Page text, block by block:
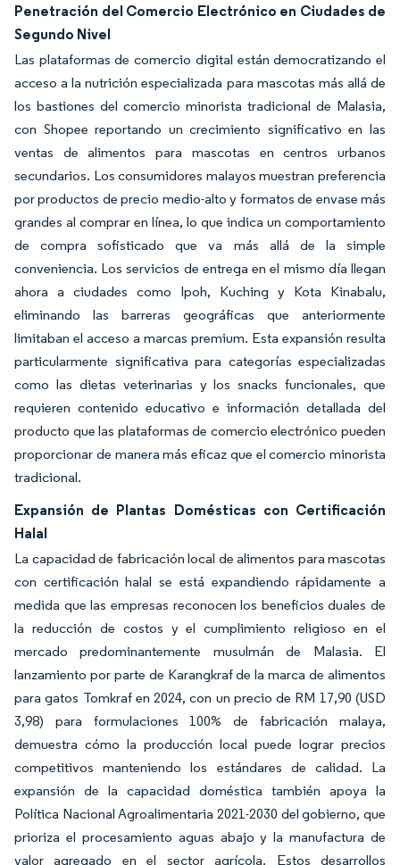
Penetración del Comercio Electrónico en Ciudades de
Segundo Nivel
Las plataformas de comercio digital están democratizando el
acceso a la nutrición especializada para mascotas más allá de
los bastiones del comercio minorista tradicional de Malasia,
con Shopee reportando un crecimiento significativo en las
ventas de alimentos para mascotas en centros urbanos
secundarios. Los consumidores malayos muestran preferencia
por productos de precio medio-alto y formatos de envase más
grandes al comprar en línea, lo que indica un comportamiento
de compra sofisticado que va más allá de la simple
conveniencia. Los servicios de entrega en el mismo día llegan
ahora a ciudades como Ipoh, Kuching y Kota Kinabalu,
eliminando las barreras geográficas que anteriormente
limitaban el acceso a marcas premium. Esta expansión resulta
particularmente significativa para categorías especializadas
como las dietas veterinarias y los snacks funcionales, que
requieren contenido educativo e información detallada del
producto que las plataformas de comercio electrónico pueden
proporcionar de manera más eficaz que el comercio minorista
tradicional.
Expansión de Plantas Domésticas con Certificación
Halal
La capacidad de fabricación local de alimentos para mascotas
con certificación halal se está expandiendo rápidamente a
medida que las empresas reconocen los beneficios duales de
la reducción de costos y el cumplimiento religioso en el
mercado predominantemente musulmán de Malasia. El
lanzamiento por parte de Karangkraf de la marca de alimentos
para gatos Tomkraf en 2024, con un precio de RM 17,90 (USD
3,98) para formulaciones 100% de fabricación malaya,
demuestra cómo la producción local puede lograr precios
competitivos manteniendo los estándares de calidad. La
expansión de la capacidad doméstica también apoya la
Política Nacional Agroalimentaria 2021-2030 del gobierno, que
prioriza el procesamiento aguas abajo y la manufactura de
valor agregado en el sector agrícola. Estos desarrollos